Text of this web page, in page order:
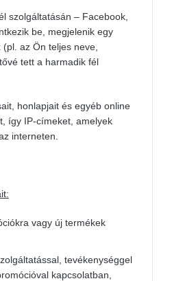
szolgáltatásán – Facebook,
be, megjelenik egy
az Ön teljes neve,
tett a harmadik fél
honlapjait és egyéb online
így IP-címeket, amelyek
interneten.
vagy új termékek
tevékenységgel
kapcsolatban,